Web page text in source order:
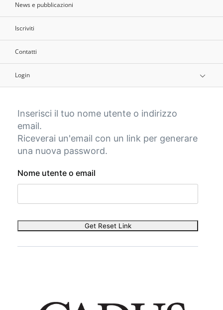
News e pubblicazioni
Iscriviti
Contatti
Login
Inserisci il tuo nome utente o indirizzo
email.
Riceverai un'email con un link per generare
una nuova password.
Nome utente o email